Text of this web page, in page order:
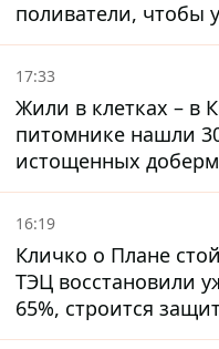
поливатели, чтобы
рельсы от
17:33
Жили в клетках – в
питомнике нашли
истощенных
16:19
Кличко о Плане
ТЭЦ восстановили
65%, строится
уровня